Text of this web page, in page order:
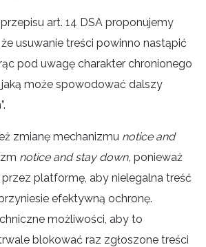
art. 14 DSA proponujemy
usuwanie treści powinno nastąpić
pod uwagę charakter chronionego
może spowodować dalszy
zmianę mechanizmu notice and
notice and stay down, ponieważ
platformę, aby nielegalna treść
efektywną ochronę.
możliwości, aby to
blokować raz zgłoszone treści